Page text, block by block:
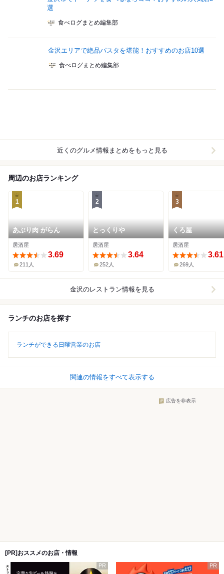
選
食べログまとめ編集部
金沢エリアで絶品パスタを堪能！おすすめのお店10選
食べログまとめ編集部
近くのグルメ情報まとめをもっと見る
周辺のお店ランキング
1
あぶり肉 がらん
居酒屋
3.69
211人
2
とっくりや
居酒屋
3.64
252人
3
くろ屋
居酒屋
3.61
269人
金沢のレストラン情報を見る
ランチのお店を探す
ランチができる日曜営業のお店
関連の情報をすべて表示する
広告を非表示
[PR]おススメのお店・情報
PR PR